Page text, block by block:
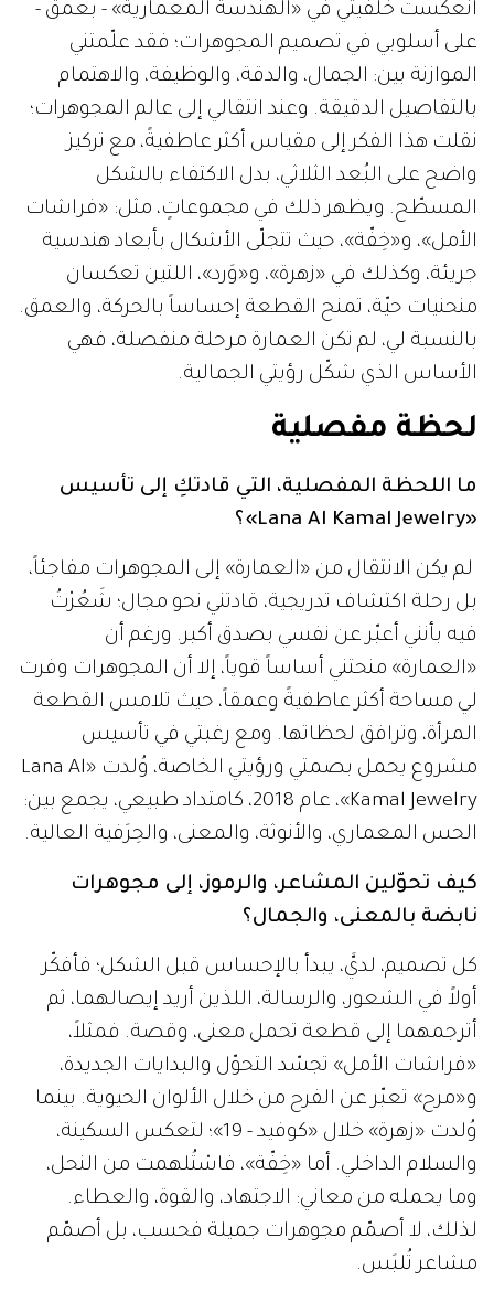
انعكست خلفيتي في «الهندسة المعمارية» - بعمق -
على أسلوبي في تصميم المجوهرات؛ فقد علّمتني
الموازنة بين: الجمال، والدقة، والوظيفة، والاهتمام
بالتفاصيل الدقيقة. وعند انتقالي إلى عالم المجوهرات؛
نقلت هذا الفكر إلى مقياس أكثر عاطفيةً، مع تركيز
واضح على البُعد الثلاثي، بدل الاكتفاء بالشكل
المسطّح. ويظهر ذلك في مجموعاتٍ، مثل: «فراشات
الأمل»، و«خِفّة»، حيث تتجلّى الأشكال بأبعاد هندسية
جريئة، وكذلك في «زهرة»، و«وَرد»، اللتين تعكسان
منحنيات حيّة، تمنح القطعة إحساساً بالحركة، والعمق.
بالنسبة لي، لم تكن العمارة مرحلة منفصلة، فهي
الأساس الذي شكّل رؤيتي الجمالية.
لحظة مفصلية
ما اللحظة المفصلية، التي قادتكِ إلى تأسيس
«Lana Al Kamal Jewelry»؟
لم يكن الانتقال من «العمارة» إلى المجوهرات مفاجئاً،
بل رحلة اكتشاف تدريجية، قادتني نحو مجال؛ شَعُرْتُ
فيه بأنني أعبّر عن نفسي بصدق أكبر. ورغم أن
«العمارة» منحتني أساساً قوياً، إلا أن المجوهرات وفرت
لي مساحة أكثر عاطفيةً وعمقاً، حيث تلامس القطعة
المرأة، وترافق لحظاتها. ومع رغبتي في تأسيس
مشروع يحمل بصمتي ورؤيتي الخاصة، وُلدت «Lana Al
Kamal Jewelry»، عام 2018، كامتداد طبيعي، يجمع بين:
الحس المعماري، والأنوثة، والمعنى، والحِرَفية العالية.
كيف تحوّلين المشاعر، والرموز، إلى مجوهرات
نابضة بالمعنى، والجمال؟
كل تصميم، لديَّ، يبدأ بالإحساس قبل الشكل؛ فأفكّر
أولاً في الشعور، والرسالة، اللذين أريد إيصالهما، ثم
أترجمهما إلى قطعة تحمل معنى، وقصة. فمثلاً،
«فراشات الأمل» تجسّد التحوّل والبدايات الجديدة،
و«مرح» تعبّر عن الفرح من خلال الألوان الحيوية. بينما
وُلدت «زهرة» خلال «كوفيد - 19»؛ لتعكس السكينة،
والسلام الداخلي. أما «خِفّة»، فاسْتُلهمت من النحل،
وما يحمله من معاني: الاجتهاد، والقوة، والعطاء.
لذلك، لا أصمّم مجوهرات جميلة فحسب، بل أصمّم
مشاعر تُلبَس.